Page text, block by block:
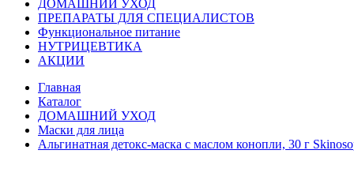
ДОМАШНИЙ УХОД
ПРЕПАРАТЫ ДЛЯ СПЕЦИАЛИСТОВ
Функциональное питание
НУТРИЦЕВТИКА
АКЦИИ
Главная
Каталог
ДОМАШНИЙ УХОД
Маски для лица
Альгинатная детокс-маска с маслом конопли, 30 г